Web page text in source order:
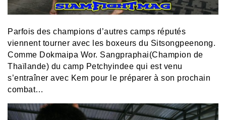
Parfois des champions d’autres camps réputés
viennent tourner avec les boxeurs du Sitsongpeenong.
Comme Dokmaipa Wor. Sangpraphai(Champion de
Thaïlande) du camp Petchyindee qui est venu
s’entraîner avec Kem pour le préparer à son prochain
combat…